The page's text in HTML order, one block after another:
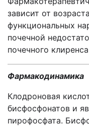
зависит от
функциональных
почечной
почечного
Фармакодинамика
Клодроновая
бисфосфонатов и
пирофосфата.